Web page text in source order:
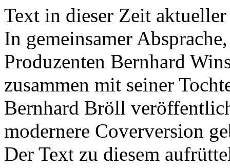
Text in dieser Zeit
In gemeinsamer
Produzenten Bernhard
zusammen mit seiner
Bernhard Bröll
modernere Coverversion
Der Text zu diesem